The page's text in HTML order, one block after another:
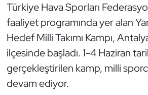
Türkiye Hava Sporları
faaliyet programında yer alan
Hedef Milli Takımı Kampı,
ilçesinde başladı. 1-4 Haziran
gerçekleştirilen kamp, milli
devam ediyor.
Dans Sporları
Dövüş Sanatı
E-Spor
Eskrim